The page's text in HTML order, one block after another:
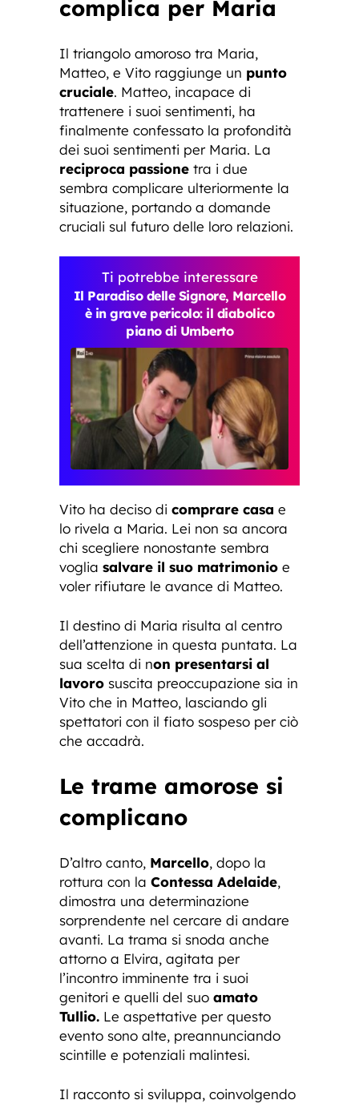
complica per Maria
Il triangolo amoroso tra Maria,
Matteo, e Vito raggiunge un punto
cruciale. Matteo, incapace di
trattenere i suoi sentimenti, ha
finalmente confessato la profondità
dei suoi sentimenti per Maria. La
reciproca passione tra i due
sembra complicare ulteriormente la
situazione, portando a domande
cruciali sul futuro delle loro relazioni.
Ti potrebbe interessare
Il Paradiso delle Signore, Marcello
è in grave pericolo: il diabolico
piano di Umberto
Vito ha deciso di comprare casa e
lo rivela a Maria. Lei non sa ancora
chi scegliere nonostante sembra
voglia salvare il suo matrimonio e
voler rifiutare le avance di Matteo.
Il destino di Maria risulta al centro
dell’attenzione in questa puntata. La
sua scelta di non presentarsi al
lavoro suscita preoccupazione sia in
Vito che in Matteo, lasciando gli
spettatori con il fiato sospeso per ciò
che accadrà.
Le trame amorose si
complicano
D’altro canto, Marcello, dopo la
rottura con la Contessa Adelaide,
dimostra una determinazione
sorprendente nel cercare di andare
avanti. La trama si snoda anche
attorno a Elvira, agitata per
l’incontro imminente tra i suoi
genitori e quelli del suo amato
Tullio. Le aspettative per questo
evento sono alte, preannunciando
scintille e potenziali malintesi.
Il racconto si sviluppa, coinvolgendo